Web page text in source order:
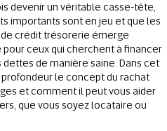
devenir un véritable casse-tête,
importants sont en jeu et que les
crédit trésorerie émerge
ceux qui cherchent à financer
de manière saine. Dans cet
le concept du rachat
et comment il peut vous aider
que vous soyez locataire ou